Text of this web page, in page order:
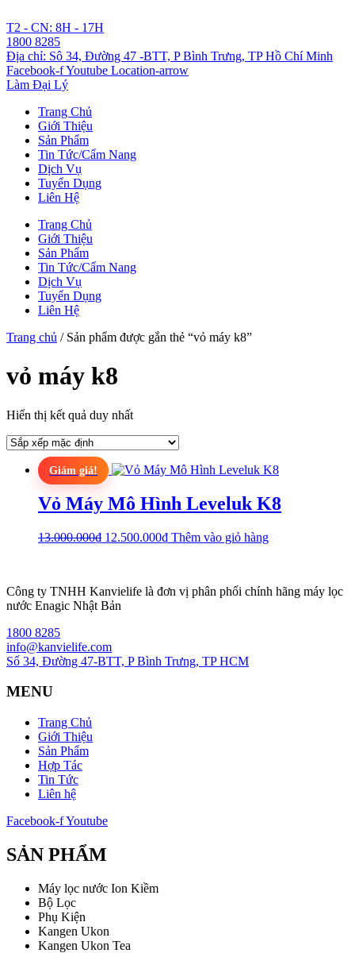
đến
nội
dung
T2 - CN: 8H - 17H
1800 8285
Địa chỉ: Sô 34, Đường 47 -BTT, P Bình Trưng, TP Hồ Chí Minh
Facebook-fYoutube Location-arrow
Làm Đại Lý
Trang Chủ
Giới Thiệu
Sản Phẩm
Tin Tức/Cẩm Nang
Dịch Vụ
Tuyển Dụng
Liên Hệ
Trang Chủ
Giới Thiệu
Sản Phẩm
Tin Tức/Cẩm Nang
Dịch Vụ
Tuyển Dụng
Liên Hệ
Trang chủ / Sản phẩm được gắn thẻ “vỏ máy k8”
vỏ máy k8
Hiển thị kết quả duy nhất
Giảm giá!
Vỏ Máy Mô Hình Leveluk K8
13.000.000₫ Giá
12.500.000₫Giá
12.500.000₫.
Thêm vào giỏ hàng
Công ty TNHH Kanvielife là đơn vị phân phối chính hãng máy lọc
nước Enagic Nhật Bản
1800 8285
info@kanvielife.com
Số 34, Đường 47-BTT, P Bình Trưng, TP HCM
MENU
Trang Chủ
Giới Thiệu
Sản Phẩm
Hợp Tác
Tin Tức
Liên hệ
Facebook-fYoutube
SẢN PHẨM
Máy lọc nước Ion Kiềm
Bộ Lọc
Phụ Kiện
Kangen Ukon
Kangen Ukon Tea